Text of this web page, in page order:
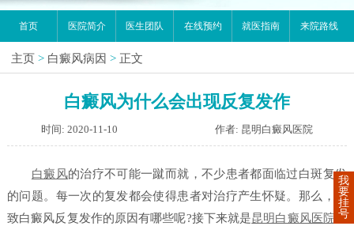
首页 医院简介 医生团队 在线预约 就医指南 来院路线
主页 > 白癜风病因 > 正文
白癜风为什么会出现反复发作
时间: 2020-11-10 作者: 昆明白癜风医院
白癜风的治疗不可能一蹴而就，不少患者都面临过白斑复发
的问题。每一次的复发都会使得患者对治疗产生怀疑。那么，导
致白癜风反复发作的原因有哪些呢?接下来就是昆明白癜风医院 为
我
要
挂
号